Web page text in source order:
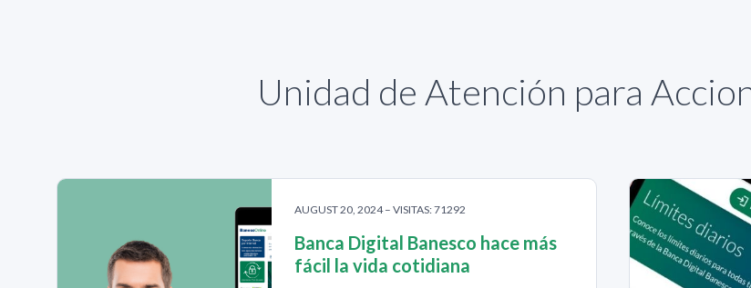
Unidad de Atención para
AUGUST 20, 2024 – VISITAS: 71292
Banca Digital Banesco hace más
fácil la vida cotidiana